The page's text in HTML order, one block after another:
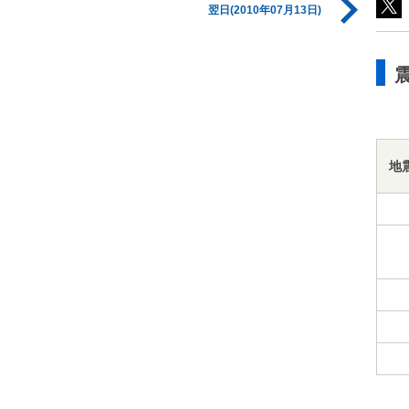
翌日(2010年07月13日)
地